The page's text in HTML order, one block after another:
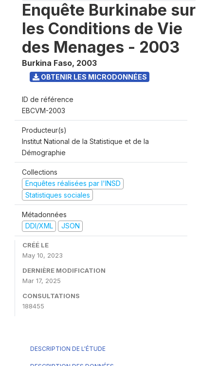
Enquête Burkinabe sur
les Conditions de Vie
des Menages - 2003
Burkina Faso, 2003
OBTENIR LES MICRODONNÉES
ID de référence
EBCVM-2003
Producteur(s)
Institut National de la Statistique et de la
Démographie
Collections
Enquêtes réalisées par l'INSD
Statistiques sociales
Métadonnées
DDI/XML
JSON
CRÉÉ LE
May 10, 2023
DERNIÈRE MODIFICATION
Mar 17, 2025
CONSULTATIONS
188455
DESCRIPTION DE L'ÉTUDE